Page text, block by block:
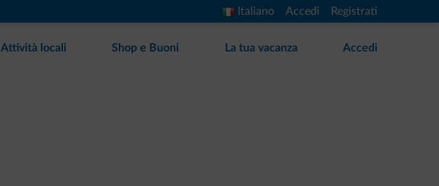
Italiano Accedi Registrati
Attività locali Shop e Buoni La tua vacanza Accedi